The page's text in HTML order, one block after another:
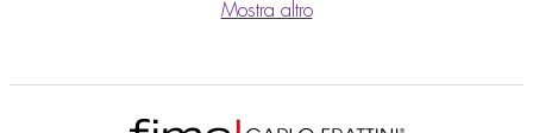
Mostra altro